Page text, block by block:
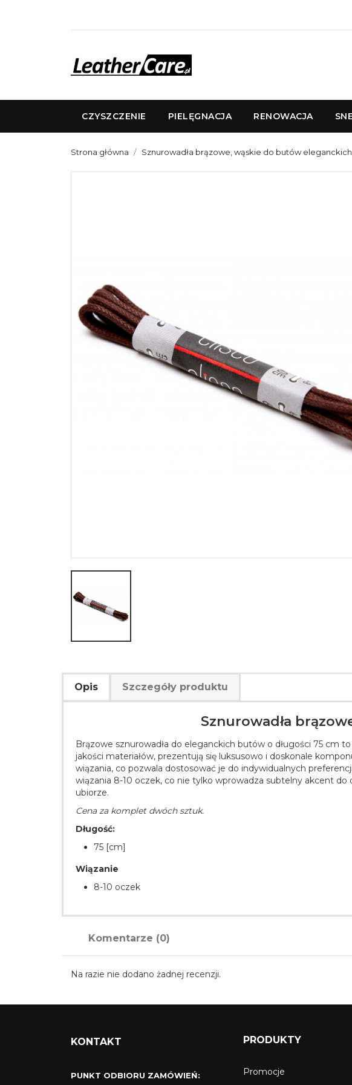
CZYSZCZENIE PIELĘGNACJA RENOWACJA
Strona główna Sznurowadła brązowe, wąskie do butów
Opis Szczegóły produktu
Sznurowadła
Brązowe sznurowadła do eleganckich butów o długości 75 cm
jakości materiałów, prezentują się luksusowo i doskonale
wiązania, co pozwala dostosować je do indywidualnych
wiązania 8-10 oczek, co nie tylko wprowadza subtelny akcent
ubiorze.
Cena za komplet dwóch sztuk.
Długość:
75 [cm]
Wiązanie
8-10 oczek
Komentarze (0)
Na razie nie dodano żadnej recenzji.
KONTAKT
PUNKT ODBIORU ZAMÓWIEŃ:
PRODUKTY
Promocje